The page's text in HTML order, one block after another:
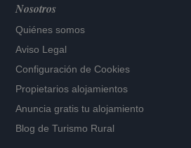
Nosotros
Quiénes somos
Aviso Legal
Configuración de Cookies
Propietarios alojamientos
Anuncia gratis tu alojamiento
Blog de Turismo Rural